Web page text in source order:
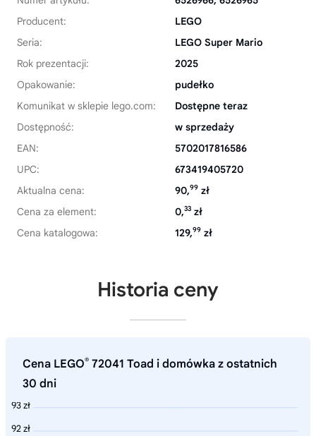
Producent:
LEGO
Seria:
LEGO Super Mario
Rok prezentacji:
2025
Opakowanie:
pudełko
Komunikat w sklepie lego.com:
Dostępne teraz
Dostępność:
w sprzedaży
EAN:
5702017816586
UPC:
673419405720
Aktualna cena:
90,99 zł
Cena za element:
0,33 zł
Cena katalogowa:
129,99 zł
Historia ceny
Cena LEGO® 72041 Toad i domówka z ostatnich
30 dni
93 zł
92 zł